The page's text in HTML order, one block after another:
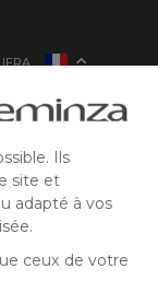
|FRA
ou du
produits et
passée avant